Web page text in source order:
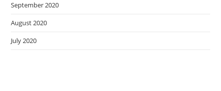
September 2020
August 2020
July 2020